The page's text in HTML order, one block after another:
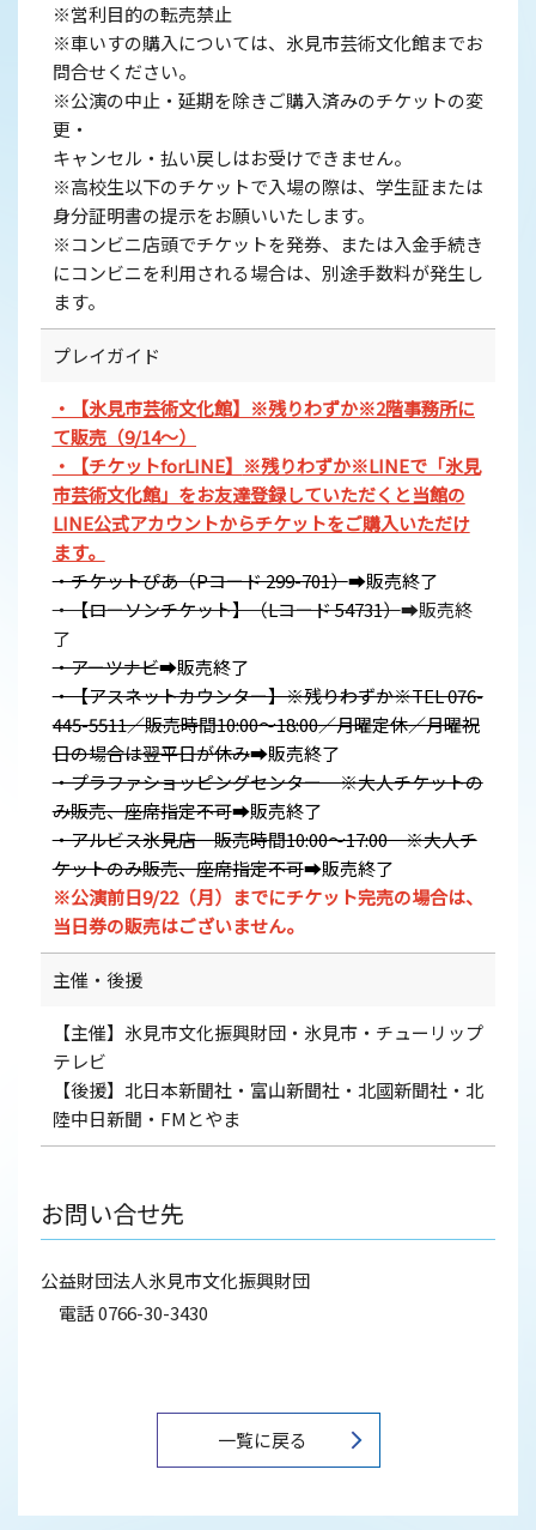
※営利目的の転売禁止
※車いすの購入については、氷見市芸術文化館までお
問合せください。
※公演の中止・延期を除きご購入済みのチケットの変
更・
キャンセル・払い戻しはお受けできません。
※高校生以下のチケットで入場の際は、学生証または
身分証明書の提示をお願いいたします。
※コンビニ店頭でチケットを発券、または入金手続き
にコンビニを利用される場合は、別途手数料が発生し
ます。
プレイガイド
・【氷見市芸術文化館】※残りわずか※2階事務所に
て販売（9/14～）
・【チケットforLINE】 ※残りわずか※LINEで「氷見
市芸術文化館」をお友達登録していただくと当館の
LINE公式アカウントからチケットをご購入いただけ
ます。
・チケットぴあ（Pコード 299-701）➡販売終了
・【ローソンチケット】（Lコード 54731）➡販売終
了
・アーツナビ➡販売終了
・【アスネットカウンター】※残りわずか※TEL 076-
445-5511／販売時間10:00～18:00／月曜定休／月曜祝
日の場合は翌平日が休み➡販売終了
・プラファショッピングセンター ※大人チケットの
み販売、座席指定不可➡販売終了
・アルビス氷見店 販売時間10:00～17:00 ※大人チ
ケットのみ販売、座席指定不可➡販売終了
※公演前日9/22（月）までにチケット完売の場合は、
当日券の販売はございません。
主催・後援
【主催】氷見市文化振興財団・氷見市・チューリップ
テレビ
【後援】北日本新聞社・富山新聞社・北國新聞社・北
陸中日新聞・FMとやま
お問い合せ先
公益財団法人氷見市文化振興財団
電話 0766-30-3430
一覧に戻る